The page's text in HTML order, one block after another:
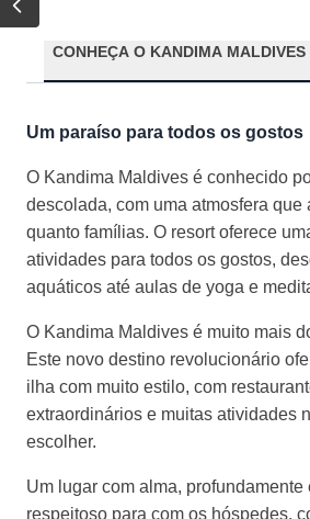
CONHEÇA O KANDIMA MALDIVES
Um paraíso para todos os gostos
O Kandima Maldives é conhecido
descolada, com uma atmosfera que
quanto famílias. O resort oferece
atividades para todos os gostos,
aquáticos até aulas de yoga e
O Kandima Maldives é muito mais
Este novo destino revolucionário
ilha com muito estilo, com
extraordinários e muitas atividades
escolher.
Um lugar com alma, profundamente
respeitoso para com os hóspedes,